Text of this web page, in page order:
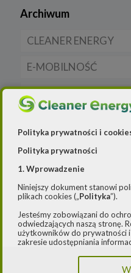
Archiwum
CLEANER ENERGY
Dla domu
Dla firmy
E-MOBILNOŚĆ
Samochody
Samochody typu
GAZ
LNG
Rynek gazu
Licznik OZE
Lądowa energetyka
FOTOWOLTAIKA
Rynek OZE
SYSTEMY
WIADOMOŚCI
Firmy
Prawo
Rynek i Gospodarka
Wiadomości
Polityka prywatności i
Polityka prywatności
1. Wprowadzenie
Niniejszy dokument stanowi
plikach cookies („Polityka”).
Jesteśmy zobowiązani do
odwiedzających naszą stronę.
użytkowników do prywatności
zakresie udostępniania
przepisami, w szczególności
Europejskiego i Rady (UE)